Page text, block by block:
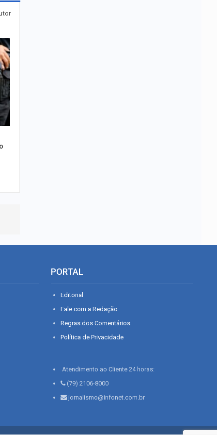
PORTAL
Editorial
Fale com a Redação
Regras dos Comentários
Política de Privacidade
Atendimento ao Cliente 24 horas:
(79) 2106-8000
jornalismo@infonet.com.br